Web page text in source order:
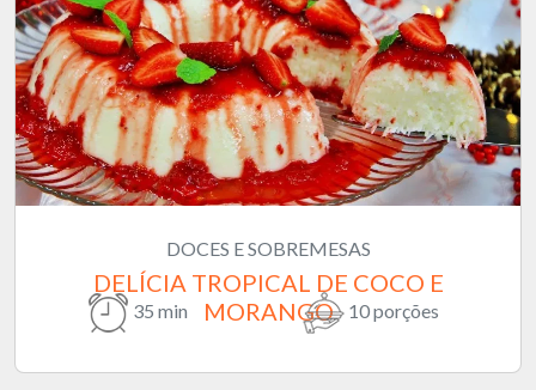
DOCES E SOBREMESAS
DELÍCIA TROPICAL DE COCO E
MORANGO
35 min 10 porções